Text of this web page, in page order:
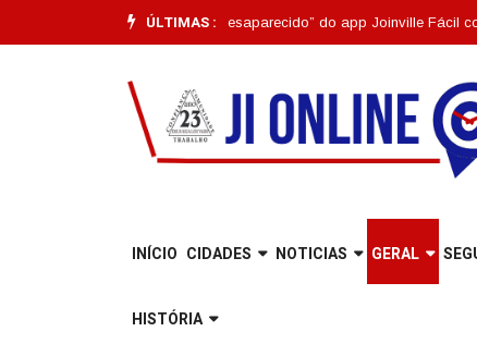
ÚLTIMAS :
Funcionalidade “Pet Desaparecido” do app Joinville Fácil completa
INÍCIO CIDADES NOTICIAS GERAL
HISTÓRIA